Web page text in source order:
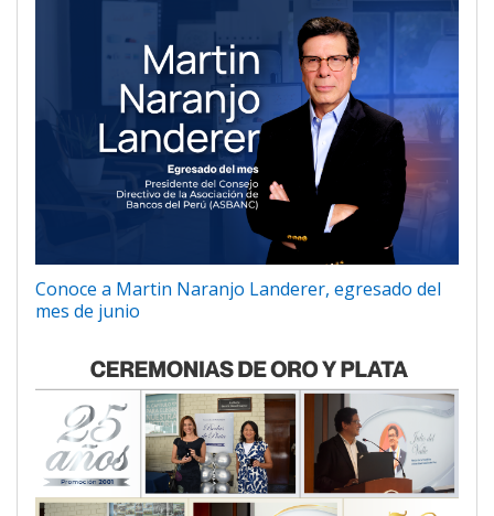
Conoce a Martin Naranjo Landerer, egresado del
mes de junio